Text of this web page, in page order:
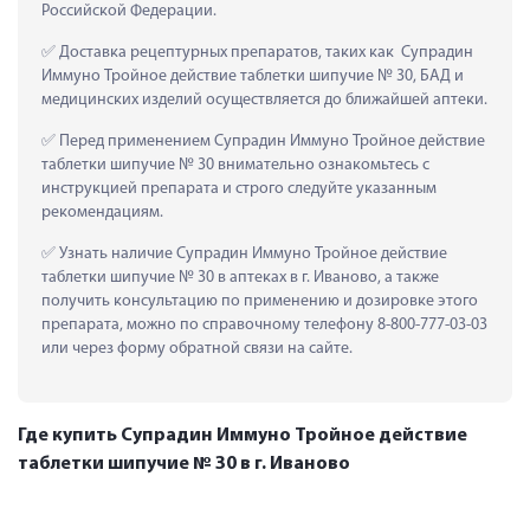
Российской Федерации.
Доставка рецептурных препаратов, таких как  Супрадин
Иммуно Тройное действие таблетки шипучие № 30, БАД и
медицинских изделий осуществляется до ближайшей аптеки.
Перед применением Супрадин Иммуно Тройное действие
таблетки шипучие № 30 внимательно ознакомьтесь с
инструкцией препарата и строго следуйте указанным
рекомендациям.
Узнать наличие Супрадин Иммуно Тройное действие
таблетки шипучие № 30 в аптеках в г. Иваново, а также
получить консультацию по применению и дозировке этого
препарата, можно по справочному телефону 8-800-777-03-03
или через форму обратной связи на сайте.
Где купить Супрадин Иммуно Тройное действие
таблетки шипучие № 30 в г. Иваново